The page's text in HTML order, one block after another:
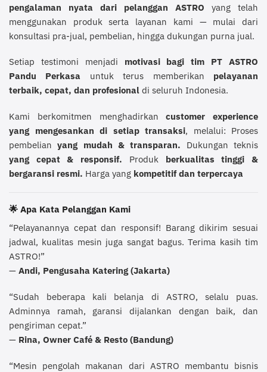
pengalaman nyata dari pelanggan ASTRO yang telah
menggunakan produk serta layanan kami — mulai dari
konsultasi pra-jual, pembelian, hingga dukungan purna jual.
Setiap testimoni menjadi motivasi bagi tim PT ASTRO
Pandu Perkasa untuk terus memberikan pelayanan
terbaik, cepat, dan profesional di seluruh Indonesia.
Kami berkomitmen menghadirkancustomer experience
yang mengesankan di setiap transaksi, melalui: Proses
pembelianyang mudah & transparan. Dukungan teknis
yang cepat & responsif. Produk berkualitas tinggi &
bergaransi resmi. Harga yang kompetitif dan terpercaya
🌟 Apa Kata Pelanggan Kami
“Pelayanannya cepat dan responsif! Barang dikirim sesuai
jadwal, kualitas mesin juga sangat bagus. Terima kasih tim
ASTRO!”
— Andi, Pengusaha Katering (Jakarta)
“Sudah beberapa kali belanja di ASTRO, selalu puas.
Adminnya ramah, garansi dijalankan dengan baik, dan
pengiriman cepat.”
— Rina, Owner Café & Resto (Bandung)
“Mesin pengolah makanan dari ASTRO membantu bisnis